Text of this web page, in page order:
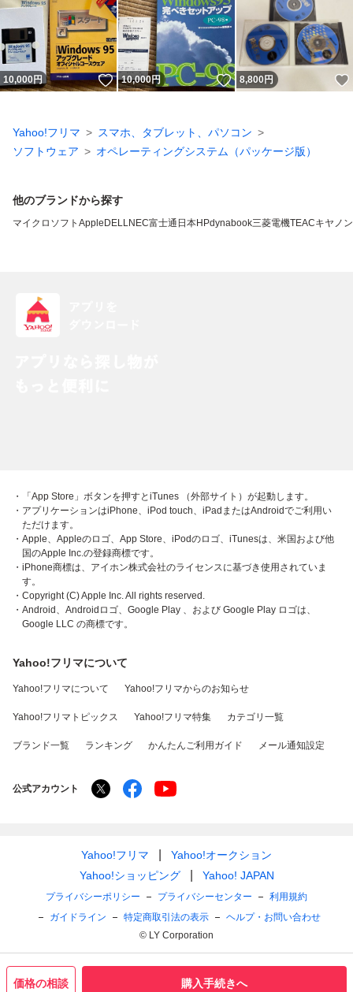
価格の相談 購入手続きへ
10,000円 いいね！
10,000円 いいね！
8,800円
Yahoo!フリマ
スマホ、タブレット、パソコン
ソフトウェア
オペレーティングシステム（パッケージ版）
他のブランドから探す
マイクロソフト Apple DELLNEC富士通 日本HPdynabook三菱電機TEACキヤノン
・「App Store」ボタンを押すとiTunes （外部サイト）が起動します。
・アプリケーションはiPhone、iPod touch、iPadまたはAndroidでご利用い
ただけます。
・Apple、Appleのロゴ、App Store、iPodのロゴ、iTunesは、米国および他
国のApple Inc.の登録商標です。
・iPhone商標は、アイホン株式会社のライセンスに基づき使用されていま
す。
・Copyright (C) Apple Inc. All rights reserved.
・Android、Androidロゴ、Google Play 、および Google Play ロゴは、
Google LLC の商標です。
Yahoo!フリマについて
Yahoo!フリマについて Yahoo!フリマからのお知らせ
Yahoo!フリマトピックス Yahoo!フリマ特集 カテゴリ一覧
ブランド一覧 ランキング かんたんご利用ガイド メール通知設定
公式アカウント
Yahoo!フリマ
Yahoo!オークション
Yahoo!ショッピング
Yahoo! JAPAN
プライバシーポリシー プライバシーセンター
利用規約
ガイドライン
特定商取引法の表示
ヘルプ・お問い合わせ
© LY Corporation